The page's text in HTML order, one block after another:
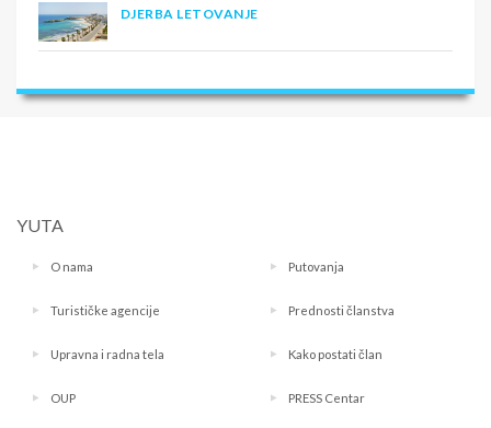
DJERBA LETOVANJE
YUTA
O nama Putovanja
Turističke agencije Prednosti članstva
Upravna i radna tela Kako postati član
OUP PRESS Centar